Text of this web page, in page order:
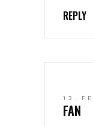
REPLY
13.
FAN